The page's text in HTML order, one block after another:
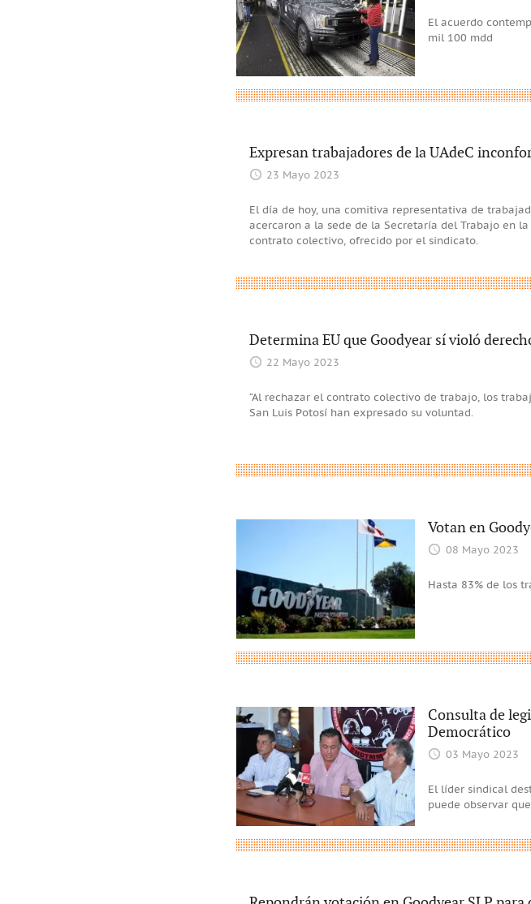
El acuerdo
mil 100 mdd
Expresan trabajadores de la UAdeC
23 Mayo 2023
El día de hoy, una comitiva representativa de
acercaron a la sede de la Secretaría del Trabajo en
contrato colectivo, ofrecido por el sindicato.
Determina EU que Goodyear sí violó
22 Mayo 2023
“Al rechazar el contrato colectivo de trabajo, los
San Luis Potosí han expresado su voluntad.
Votan en
08 Mayo 2023
Hasta 83% de los
Consulta de
Democrático
03 Mayo 2023
El líder sindical
puede observar